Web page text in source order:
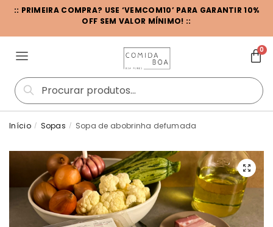
:: PRIMEIRA COMPRA? USE ‘VEMCOM10’ PARA GARANTIR 10%
OFF SEM VALOR MÍNIMO! ::
0
Pesquisar
Início / Sopas / Sopa de abobrinha defumada